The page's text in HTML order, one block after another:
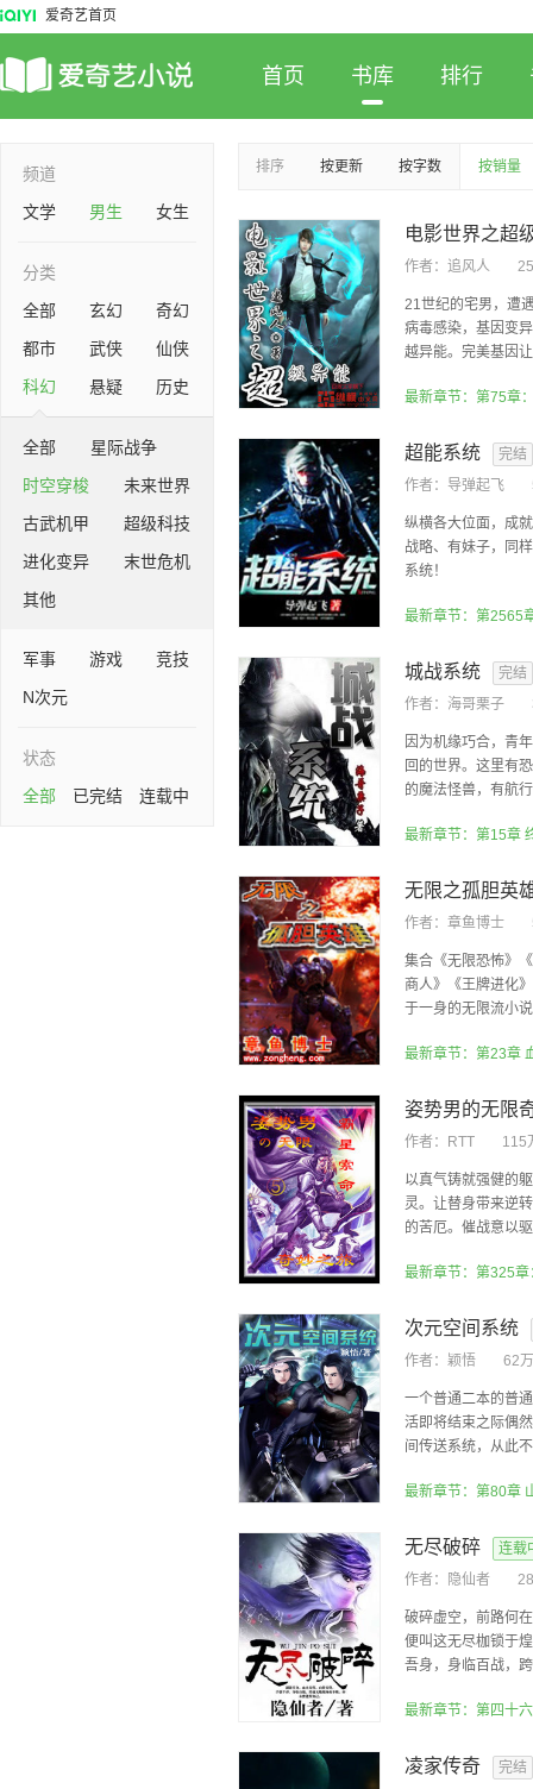
爱奇艺首页
首页 书库 排行
频道
文学
男生 女生
分类
全部
玄幻
奇幻
都市
武侠
仙侠
科幻
悬疑 历史
全部
星际战争
时空穿梭
未来世界
古武机甲
超级科技
进化变异
末世危机
其他
军事 游戏
竞技
N次元
状态
全部
已完结 连载中
排序 按更新 按字数 按销量
电影世界之超
作者： 追风人
21世纪的宅男，遭
病毒感染，基因变
越异能。完美基因
最新章节：第75章
超能系统
完结
作者： 导弹起飞
纵横各大位面，成
战略、有妹子，同
系统！
最新章节：第2565
城战系统
完结
作者： 海哥栗子
因为机缘巧合，青
回的世界。这里有
的魔法怪兽，有航
最新章节：第15章
无限之孤胆英
作者： 章鱼博士
集合《无限恐怖》
商人》《王牌进化
于一身的无限流小
最新章节：第23章
姿势男的无限
作者： RTT 115
以真气铸就强健的
灵。让替身带来逆
的苦厄。催战意以
最新章节：第325
次元空间系统
作者： 颖悟 62
一个普通二本的普
活即将结束之际偶
间传送系统，从此
最新章节：第80章
无尽破碎
连载
作者：
隐仙者
破碎虚空，前路何
便叫这无尽枷锁于
吾身，身临百战，
最新章节：第四十
凌家传奇
完结